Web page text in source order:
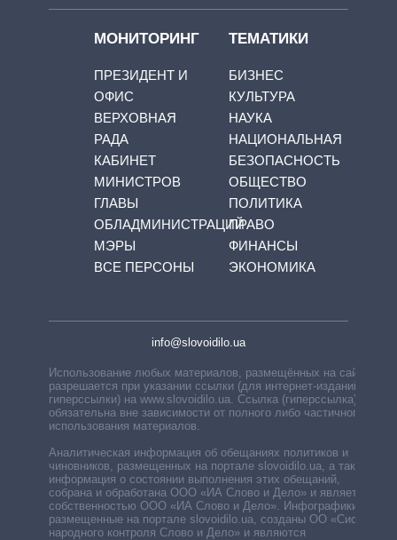
МОНИТОРИНГ
ПРЕЗИДЕНТ И
ОФИС
ВЕРХОВНАЯ
РАДА
КАБИНЕТ
МИНИСТРОВ
ГЛАВЫ
ОБЛАДМИНИСТРАЦИЙ
МЭРЫ
ВСЕ ПЕРСОНЫ
ТЕМАТИКИ
БИЗНЕС
КУЛЬТУРА
НАУКА
НАЦИОНАЛЬНАЯ
БЕЗОПАСНОСТЬ
ОБЩЕСТВО
ПОЛИТИКА
ПРАВО
ФИНАНСЫ
ЭКОНОМИКА
info@slovoidilo.ua
Использование любых материалов, размещённых на сайте,
разрешается при указании ссылки (для интернет-изданий —
гиперссылки) на www.slovoidilo.ua. Ссылка (гиперссылка)
обязательна вне зависимости от полного либо частичного
использования материалов.
Аналитическая информация об обещаниях политиков и
чиновников, размещенных на портале slovoidilo.ua, а также
информация о состоянии выполнения этих обещаний,
собрана и обработана ООО «ИА Слово и Дело» и является
собственностью ООО «ИА Слово и Дело». Инфографики,
размещенные на портале slovoidilo.ua, созданы ОО «Система
народного контроля Слово и Дело» и являются